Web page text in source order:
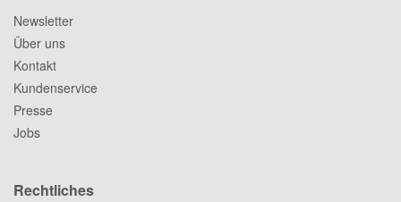
Newsletter
Über uns
Kontakt
Kundenservice
Presse
Jobs
Rechtliches